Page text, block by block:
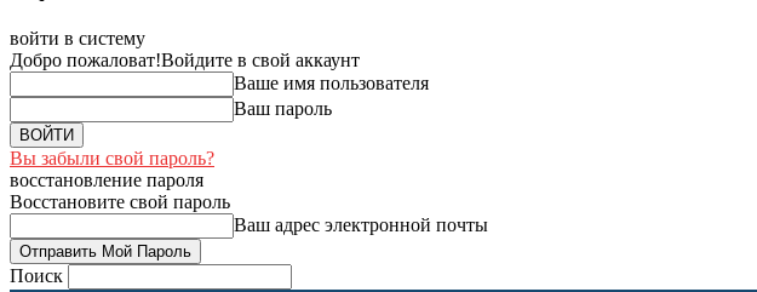
войти в систему
Добро пожаловат!Войдите в свой аккаунт
Ваше имя пользователя
Ваш пароль
Вы забыли свой пароль?
восстановление пароля
Восстановите свой пароль
Ваш адрес электронной почты
Поиск